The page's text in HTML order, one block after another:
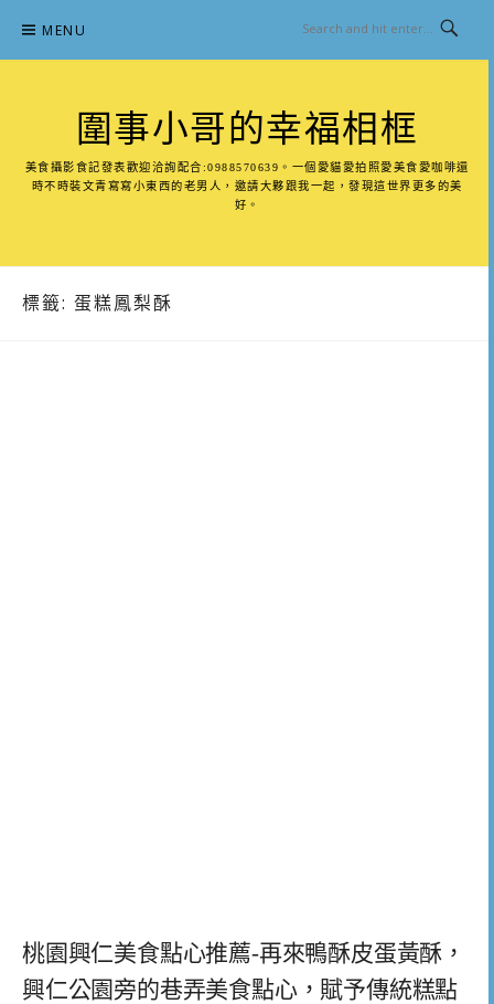
content
MENU
圍事小哥的幸福相框
美食攝影食記發表歡迎洽詢配合:0988570639。一個愛貓愛拍照愛美食愛咖啡還
時不時裝文青寫寫小東西的老男人，邀請大夥跟我一起，發現這世界更多的美
好。
標籤: 蛋糕鳳梨酥
桃園興仁美食點心推薦-再來鴨酥皮蛋黃酥，
興仁公園旁的巷弄美食點心，賦予傳統糕點